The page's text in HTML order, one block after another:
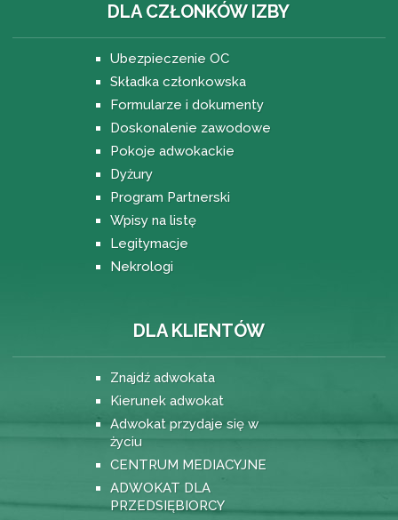
DLA CZŁONKÓW IZBY
Ubezpieczenie OC
Składka członkowska
Formularze i dokumenty
Doskonalenie zawodowe
Pokoje adwokackie
Dyżury
Program Partnerski
Wpisy na listę
Legitymacje
Nekrologi
DLA KLIENTÓW
Znajdź adwokata
Kierunek adwokat
Adwokat przydaje się w
życiu
CENTRUM MEDIACYJNE
ADWOKAT DLA
PRZEDSIĘBIORCY